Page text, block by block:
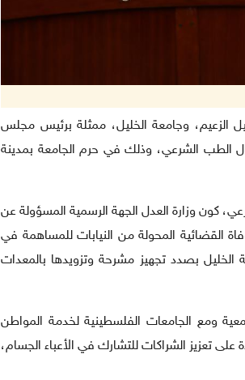
شرحبيل الزعيم، وجامعة الخليل، ممثلة برئيس مجلس
الطب الشرعي، وذلك في حرم الجامعة بمدينة
كون وزارة العدل الجهة الرسمية المسؤولة عن
القضائية المحولة من النيابات للمساهمة في
الخليل بصدد تجهيز مشرحة وتزويدها بالمعدات
ومع الجامعات الفلسطينية لخدمة المواطن
تعزيز الشراكات للتشارك في الأعباء الجسام،